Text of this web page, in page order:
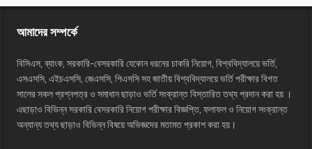
আমাদের সম্পর্কে
বিসিএস, ব্যাংক, সরকারি-বেসরকারি যেকোন ধরনের চাকরি নিয়োগ, বিশ্ববিদ্যালয়ে ভর্তি,
এসএসসি, এইচএসসি, জেএসসি, পিএসসি সহ জাতীয় বিশ্ববিদ্যালয়ে ভর্তি পরীক্ষার বিগত
সালের সকল প্রশ্নপত্র ও সমাধান ছাড়াও ভর্তি সংক্রান্ত বিস্তারিত তথ্য প্রদান করা হয় ।
এছাড়াও বিভিন্ন সরকারি বেসরকারি নিয়োগ পরীক্ষার বিজ্ঞপ্তি, ফলাফল ও নিয়োগ সংক্রান্ত
অন্যান্য তথ্য ছাড়াও বিভিন্ন বিষয়ে অভিজ্ঞদের মতামত প্রকাশ করা হয়।